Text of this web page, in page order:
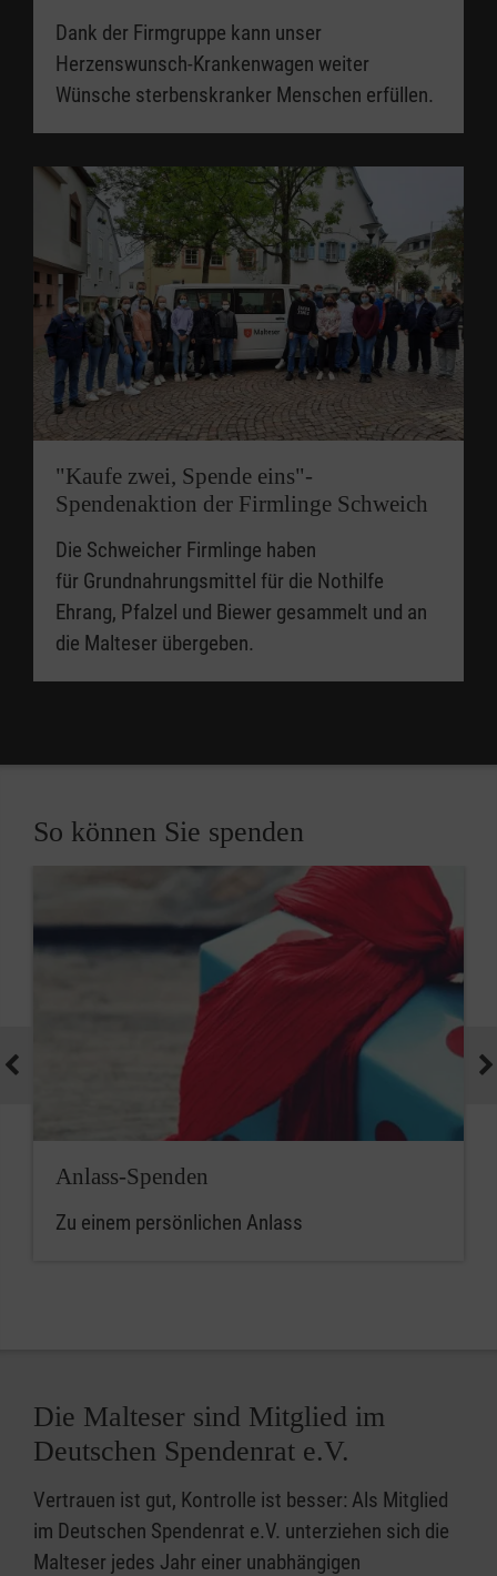
Dank der Firmgruppe kann unser
Herzenswunsch-Krankenwagen weiter
Wünsche sterbenskranker Menschen erfüllen.
"Kaufe zwei, Spende eins"-
Spendenaktion der Firmlinge Schweich
Die Schweicher Firmlinge haben
für Grundnahrungsmittel für die Nothilfe
Ehrang, Pfalzel und Biewer gesammelt und an
die Malteser übergeben.
So können Sie spenden
Anlass-Spenden
Zu einem persönlichen Anlass
Die Malteser sind Mitglied im
Deutschen Spendenrat e.V.
Vertrauen ist gut, Kontrolle ist besser: Als Mitglied
im Deutschen Spendenrat e.V. unterziehen sich die
Malteser jedes Jahr einer unabhängigen